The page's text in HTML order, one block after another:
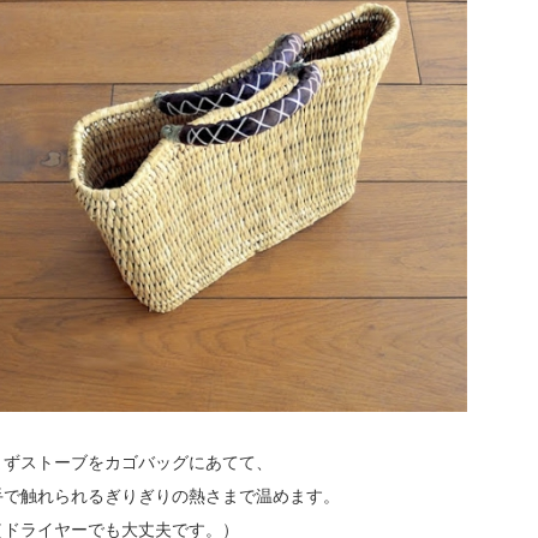
ストーブをカゴバッグにあてて、
で触れられるぎりぎりの熱さまで温めます。
ライヤーでも大丈夫です。）